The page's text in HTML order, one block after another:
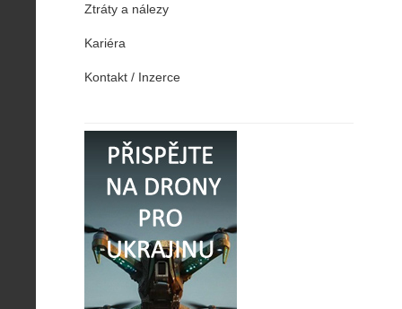
Ztráty a nálezy
Kariéra
Kontakt / Inzerce